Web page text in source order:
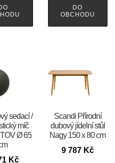
DO
OBCHODU
sedací /
míč
Ø 65
Kč
Scandi Přírodní
dubový jídelní stůl
Nagy 150 x 80 cm
9 787 Kč